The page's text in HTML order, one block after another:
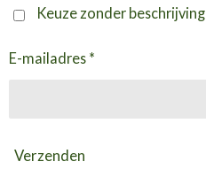
Keuze zonder beschrijving
E-mailadres *
Verzenden